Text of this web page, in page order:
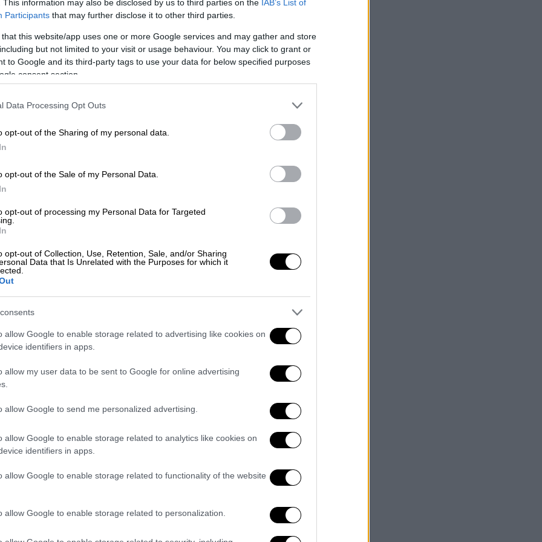
This information may also be disclosed by us to third parties on the IAB’s List of
Participants that may further disclose it to other third parties.
that this website/app uses one or more Google services and may gather and store
but not limited to your visit or usage behaviour. You may click to grant or
to Google and its third-party tags to use your data for below specified purposes
consent section.
Data Processing Opt Outs
opt-out of the Sharing of my personal data.
opt-out of the Sale of my Personal Data.
opt-out of processing my Personal Data for Targeted
opt-out of Collection, Use, Retention, Sale, and/or Sharing
Data that Is Unrelated with the Purposes for which it
allow Google to enable storage related to advertising like cookies on
identifiers in apps.
allow my user data to be sent to Google for online advertising
allow Google to send me personalized advertising.
allow Google to enable storage related to analytics like cookies on
identifiers in apps.
allow Google to enable storage related to functionality of the website
allow Google to enable storage related to personalization.
ΝΔΦΚ
ΔΑΠ-ΝΔΦΚ
του ΚΚΕ, και με ανακοίνωσή της
της ΠΣΚ στη νοθεία, μιλώντας για
βρίσκεται πολύ κοντά στην 36η
μέχρι στιγμής στοιχεία η παράταξή μας
της Πανσπουδαστικής και 4.15% της
κινείται πολύ χαμηλά, σε ποσοστό που
πρακτική των νοθειών και της
έχει αλλάξει τον αριθμό των
αν δεν ήταν προσβολή προς τη
την κάλπη – φάντασμα που έστησε
Πανεπιστήμιο Ελλάδος στη
κανείς. Γιατί το έκανε; Γιατί έβλεπε